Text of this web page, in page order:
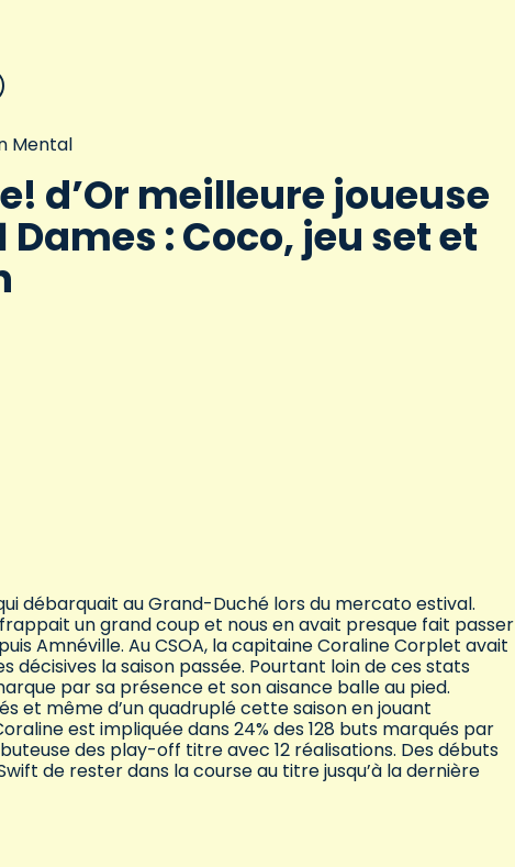
Mental
d’Or meilleure joueuse
Dames : Coco, jeu set et
débarquait au Grand-Duché lors du mercato estival.
un grand coup et nous en avait presque fait passer
Amnéville. Au CSOA, la capitaine Coraline Corplet avait
la saison passée. Pourtant loin de ces stats
par sa présence et son aisance balle au pied.
et même d’un quadruplé cette saison en jouant
est impliquée dans 24% des 128 buts marqués par
des play-off titre avec 12 réalisations. Des débuts
de rester dans la course au titre jusqu’à la dernière